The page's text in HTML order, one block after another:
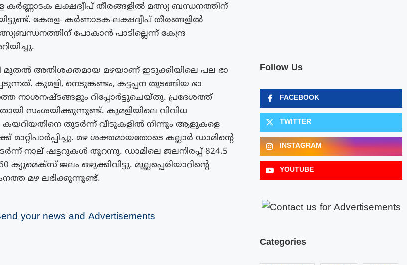
കർണ്ണാടക ലക്ഷദ്വീപ് തീരങ്ങളിൽ മത്സ്യ ബന്ധനത്തിന്
കേരള- കർണാടക-ലക്ഷദ്വീപ് തീരങ്ങളിൽ
പോകാൻ പാടില്ലെന്ന് കേന്ദ്ര
മുതൽ അതിശക്തമായ മഴയാണ് ഇടുക്കിയിലെ പല ഭാ​
കുമളി, നെടുങ്കണ്ടം, കട്ടപ്പന തുടങ്ങിയ ഭാ​
നാശനഷ്ടങ്ങളും റിപ്പോർട്ടുചെയ്തു. പ്രദേശത്ത്
സംശയിക്കുന്നുണ്ട്. കുമളിയിലെ വിവിധ
കയറിയതിനെ തുടർന്ന് വീടുകളിൽ നിന്നും ആളുകളെ
മഴ ശക്തമായതോടെ കല്ലാർ ഡാമിന്റെ
നാല് ഷട്ടറുകൾ തുറന്നു. ഡാമിലെ ജലനിരപ്പ് 824.5
ക്യൂമെക്സ് ജലം ഒഴുക്കിവിട്ടു. മുല്ലപ്പെരിയാറിന്റെ
മഴ ലഭിക്കുന്നുണ്ട്.
Follow Us
FACEBOOK
TWITTER
INSTAGRAM
YOUTUBE
Categories